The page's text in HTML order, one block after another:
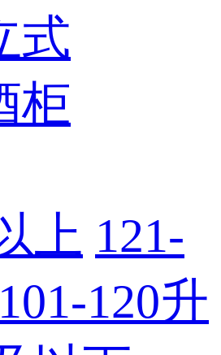
式
柜
上 121-
101-120升